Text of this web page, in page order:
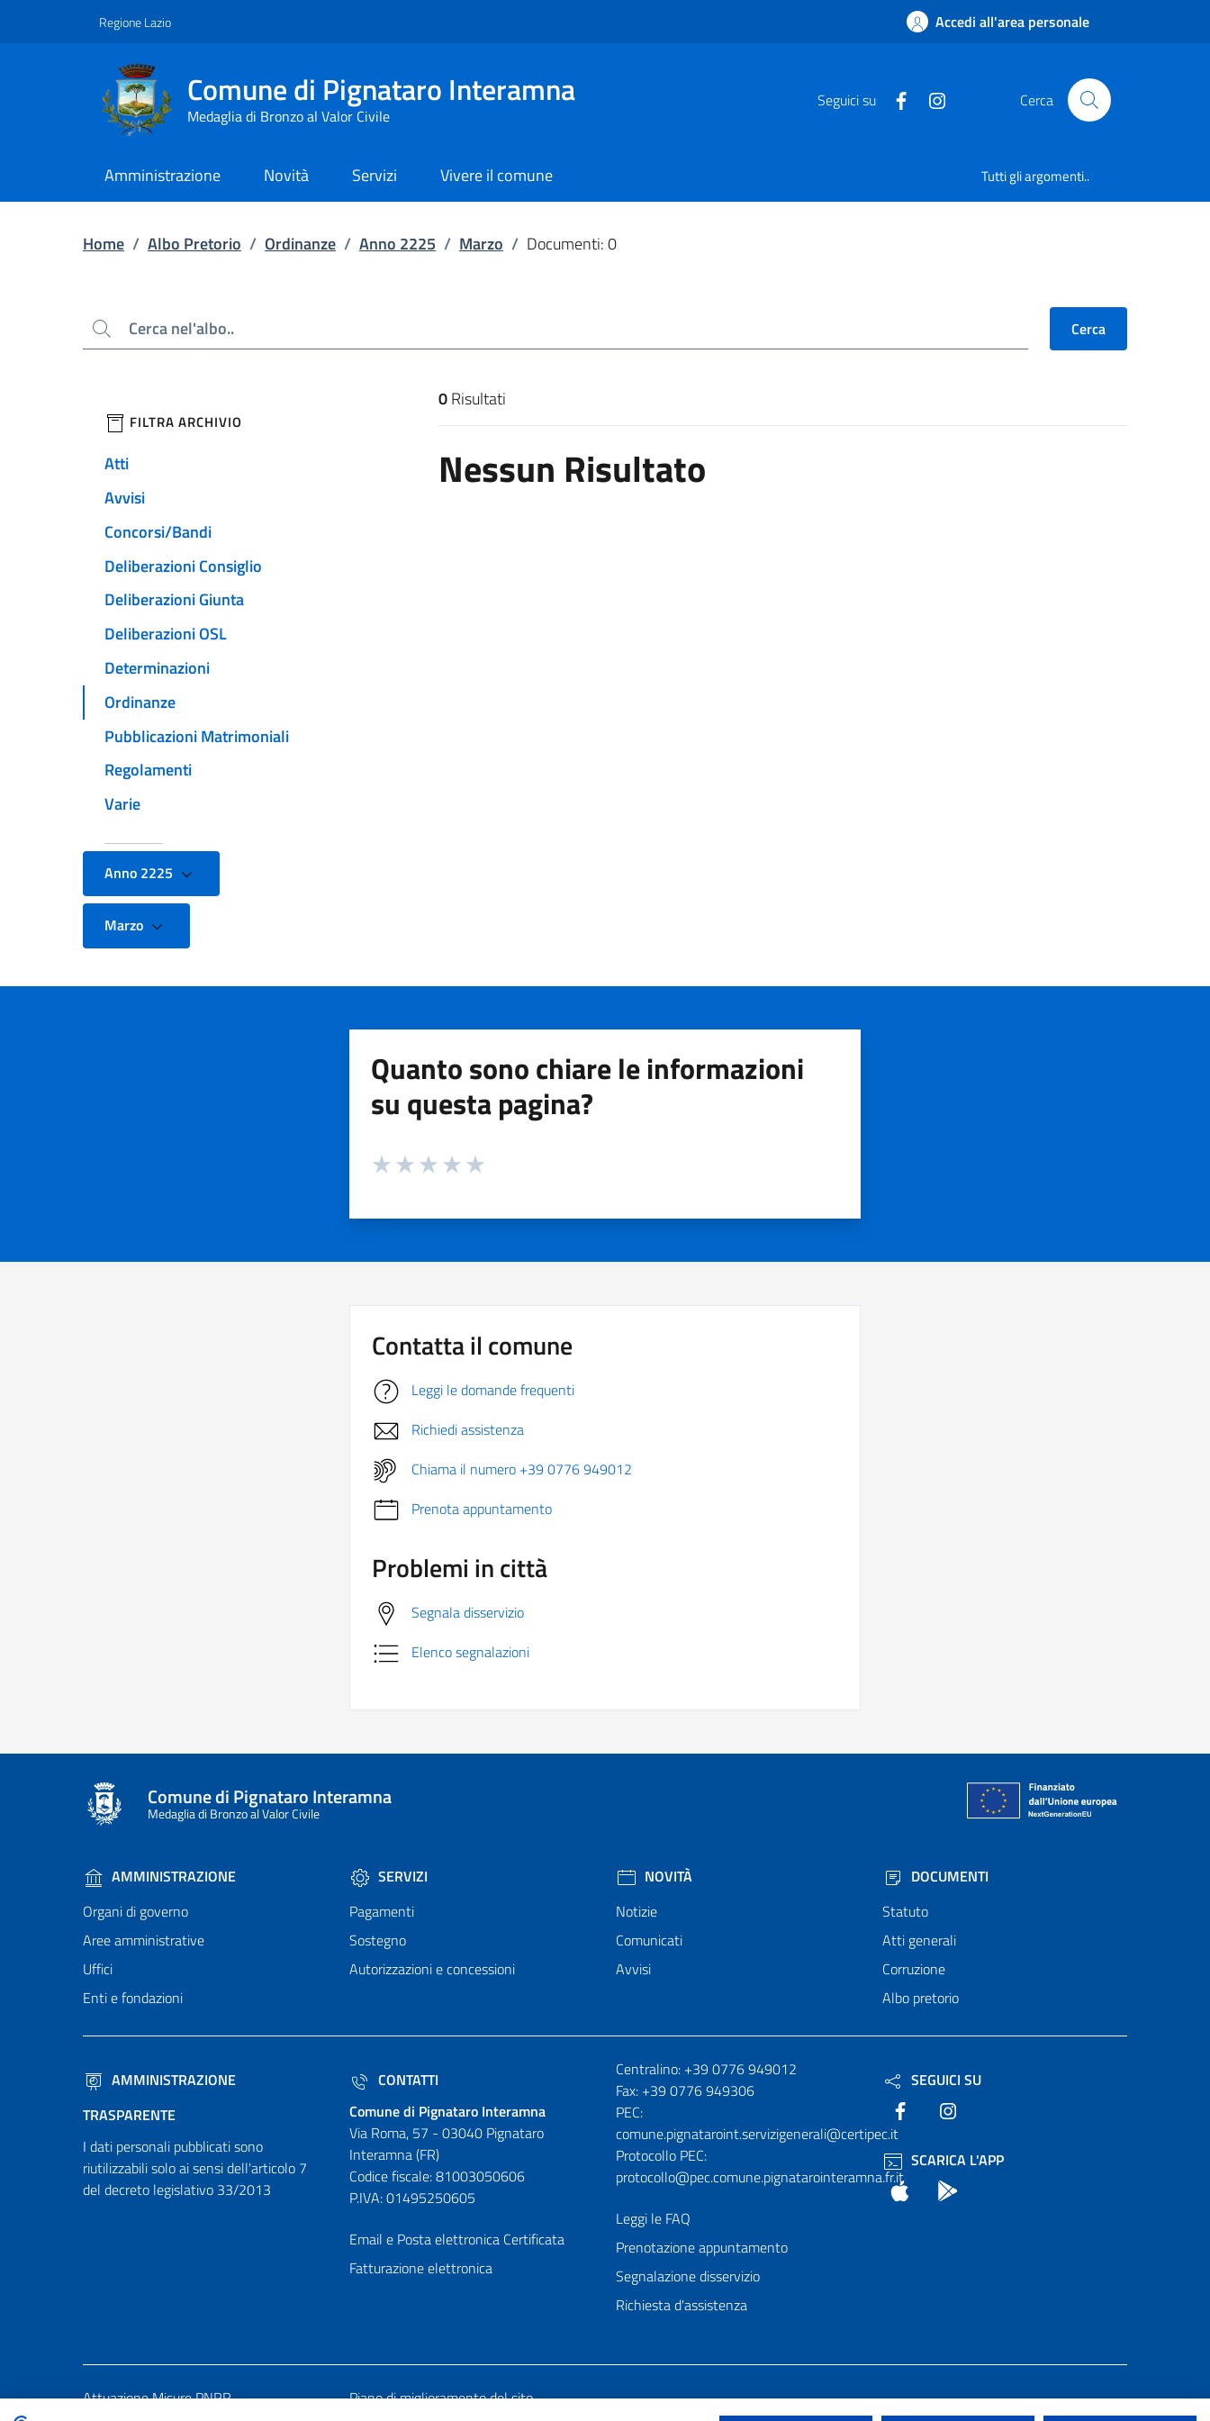
Regione Lazio Accedi all'area personale
Comune di Pignataro Interamna
Medaglia di Bronzo al Valor Civile
Seguici su Cerca
Amministrazione Novità Servizi Vivere il comune Tutti gli argomenti..
Home / Albo Pretorio / Ordinanze / Anno 2225 / Marzo / Documenti: 0
Cerca Cerca
filtri da applicare
FILTRA ARCHIVIO
Atti
Avvisi
Concorsi/Bandi
Deliberazioni Consiglio
Deliberazioni Giunta
Deliberazioni OSL
Determinazioni
Ordinanze
Pubblicazioni Matrimoniali
Regolamenti
Varie
Anno 2225
Marzo
Risultati di ricerca
0Risultati
Nessun Risultato
Quanto sono chiare le informazioni
su questa pagina?
Valuta da 1 a 5 stelle la pagina
Contatta il comune
Leggi le domande frequenti
Richiedi assistenza
Chiama il numero +39 0776 949012
Prenota appuntamento
Problemi in città
Segnala disservizio
Elenco segnalazioni
Comune di Pignataro Interamna
Medaglia di Bronzo al Valor Civile
AMMINISTRAZIONE
Organi di governo
Aree amministrative
Uffici
Enti e fondazioni
SERVIZI
Pagamenti
Sostegno
Autorizzazioni e concessioni
NOVITÀ
Notizie
Comunicati
Avvisi
DOCUMENTI
Statuto
Atti generali
Corruzione
Albo pretorio
AMMINISTRAZIONE
TRASPARENTE
I dati personali pubblicati sono
riutilizzabili solo ai sensi dell'articolo 7
del decreto legislativo 33/2013
CONTATTI
Comune di Pignataro Interamna
Via Roma, 57 - 03040 Pignataro
Interamna (FR)
Codice fiscale: 81003050606
P.IVA: 01495250605
Email e Posta elettronica Certificata
Fatturazione elettronica
Numeri utili
Centralino: +39 0776 949012
Fax: +39 0776 949306
PEC:
comune.pignataroint.servizigenerali@certipec.it
Protocollo PEC:
protocollo@pec.comune.pignatarointeramna.fr.it
Leggi le FAQ
Prenotazione appuntamento
Segnalazione disservizio
Richiesta d'assistenza
SEGUICI SU
Facebook
SCARICA L'APP
App Store
Attuazione Misure PNRR Piano di miglioramento del sito